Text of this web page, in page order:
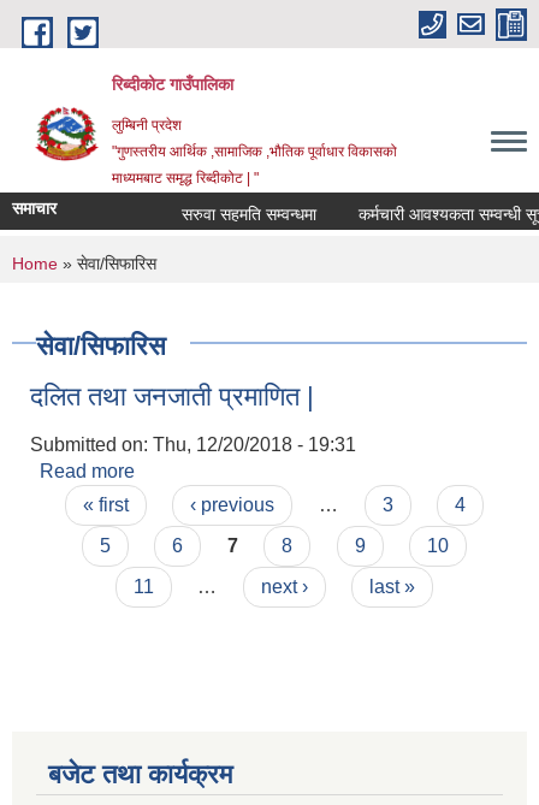
Skip to main content
रिब्दीकोट गाउँपालिका
लुम्बिनी प्रदेश
"गुणस्तरीय आर्थिक ,सामाजिक ,भौतिक पूर्वाधार विकासको
माध्यमबाट समृद्ध रिब्दीकोट | "
समाचार सरुवा सहमति सम्वन्धमा कर्मचारी आवश्यकता सम्वन्धी सूचना
You are here
Home » सेवा/सिफारिस
सेवा/सिफारिस
दलित तथा जनजाती प्रमाणित |
Submitted on: Thu, 12/20/2018 - 19:31
Read more
Pages
« first ‹ previous … 3
4
5
6 7 8 9
10
11
… next › last »
बजेट तथा कार्यक्रम